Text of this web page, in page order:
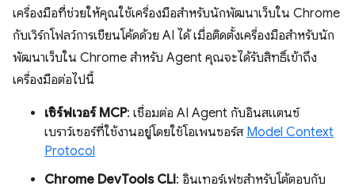
เครื่องมือที่ช่วยให้คุณใช้เครื่องมือสำหรับนักพัฒนาเว็บใน Chrome
กับเวิร์กโฟลว์การเขียนโค้ดด้วย AI ได้ เมื่อติดตั้งเครื่องมือสำหรับนัก
พัฒนาเว็บใน Chrome สำหรับ Agent คุณจะได้รับสิทธิ์เข้าถึง
เครื่องมือต่อไปนี้
เซิร์ฟเวอร์ MCP: เชื่อมต่อ AI Agent กับอินสแตนซ์
เบราว์เซอร์ที่ใช้งานอยู่โดยใช้โอเพนซอร์ส Model Context
Protocol
Chrome DevTools CLI: อินเทอร์เฟซสำหรับโต้ตอบกับ